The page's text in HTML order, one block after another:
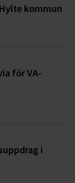
kommun
för VA-
i